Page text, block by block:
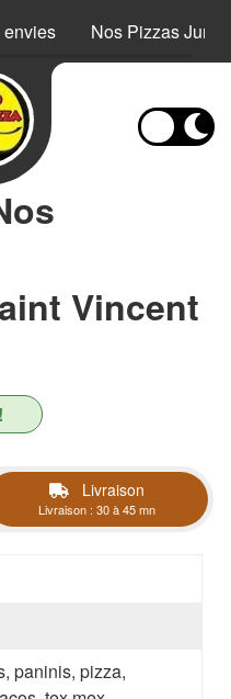
envies Nos Pizzas Junior
Vincent
Livraison
Livraison : 30 à 45 mn
paninis, pizza,